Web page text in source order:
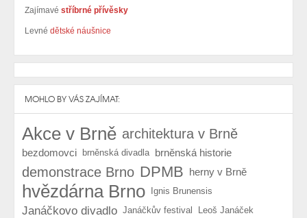
Zajímavé stříbrné přívěsky
Levné dětské náušnice
MOHLO BY VÁS ZAJÍMAT:
Akce v Brně architektura v Brně
bezdomovci brněnská divadla brněnská historie
demonstrace Brno DPMB herny v Brně
hvězdárna Brno Ignis Brunensis
Janáčkovo divadlo Janáčkův festival Leoš Janáček